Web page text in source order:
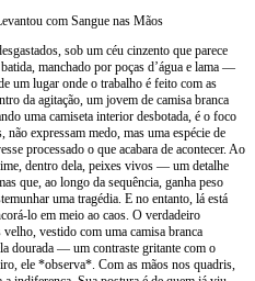
com Sangue nas Mãos
sob um céu cinzento que parece
manchado por poças d’água e lama —
um lugar onde o trabalho é feito com as
da agitação, um jovem de camisa branca
uma camiseta interior desbotada, é o foco
expressam medo, mas uma espécie de
processado o que acabara de acontecer. Ao
dentro dela, peixes vivos — um detalhe
que, ao longo da sequência, ganha peso
uma tragédia. E no entanto, lá está
lo em meio ao caos. O verdadeiro
vestido com uma camisa branca
dourada — um contraste gritante com o
ele *observa*. Com as mãos nos quadris,